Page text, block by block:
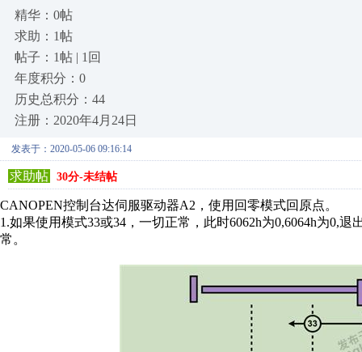
精华：0帖
求助：1帖
帖子：1帖 | 1回
年度积分：0
历史总积分：44
注册：2020年4月24日
发表于：2020-05-06 09:16:14
求助帖 30分-未结帖
CANOPEN控制台达伺服驱动器A2，使用回零模式回原点。
1.如果使用模式33或34，一切正常，此时6062h为0,6064h为0,
常。